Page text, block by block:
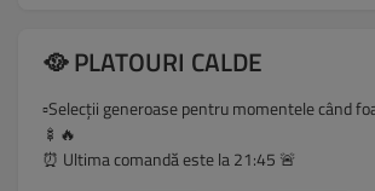
🥘 PLATOURI CALDE
▫️Selecții generoase pentru momentele când
🍢🔥
⏰ Ultima comandă este la 21:45 🚨